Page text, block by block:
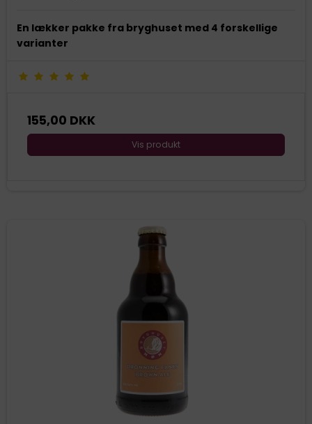
En lækker pakke fra bryghuset med 4 forskellige
varianter
155,00 DKK
Vis produkt